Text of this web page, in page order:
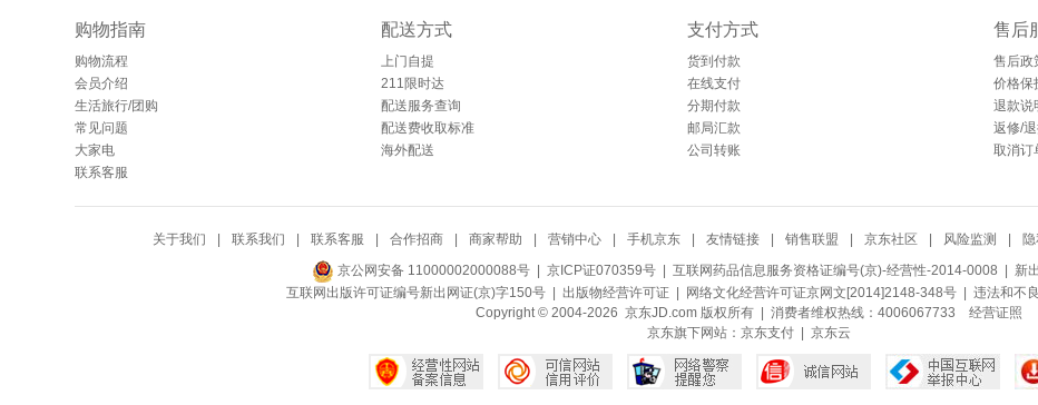
购物指南
购物流程
会员介绍
生活旅行/团购
常见问题
大家电
联系客服
配送方式
上门自提
211限时达
配送服务查询
配送费收取标准
海外配送
支付方式
货到付款
在线支付
分期付款
邮局汇款
公司转账
售后
售后政
价格保
退款说
返修/
取消订
关于我们 联系我们 联系客服 合作招商 商家帮助 营销中心 手机京东 友情链接 销售联盟 京东社区 风险监测
京公网安备 11000002000088号 | 京ICP证070359号 | 互联网药品信息服务资格证编号(京)-经营性-2014-0008 | 新
互联网出版许可证编号新出网证(京)字150号 | 出版物经营许可证| 网络文化经营许可证京网文[2014]2148-348号| 违法和不良
Copyright © 2004-2026 京东JD.com 版权所有 | 消费者维权热线：4006067733 经营证照
京东旗下网站： 京东支付| 京东云